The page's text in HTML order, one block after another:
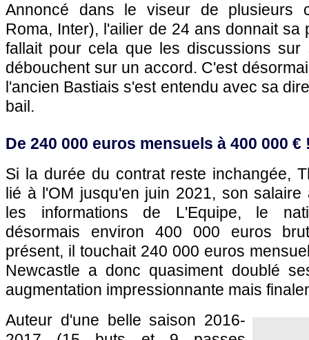
Annoncé dans le viseur de plusieurs
Roma, Inter), l'ailier de 24 ans donnait sa
fallait pour cela que les discussions sur
débouchent sur un accord. C'est
l'ancien Bastiais s'est entendu avec sa
bail.
De 240 000 euros mensuels à 400 000 €
Si la durée du contrat reste inchangée,
lié à l'OM jusqu'en juin 2021, son
les informations de L'Equipe, le
désormais environ 400 000 euros
présent, il touchait 240 000 euros
Newcastle a donc quasiment doublé
augmentation impressionnante mais
Auteur d'une belle saison 2016-